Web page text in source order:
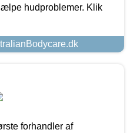
hudproblemer. Klik
forhandler af